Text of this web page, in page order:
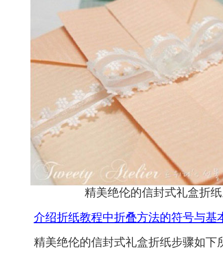
精美绝伦的信封式礼盒折
介绍折纸教程中折叠方法的符号与基
精美绝伦的信封式礼盒折纸步骤如下